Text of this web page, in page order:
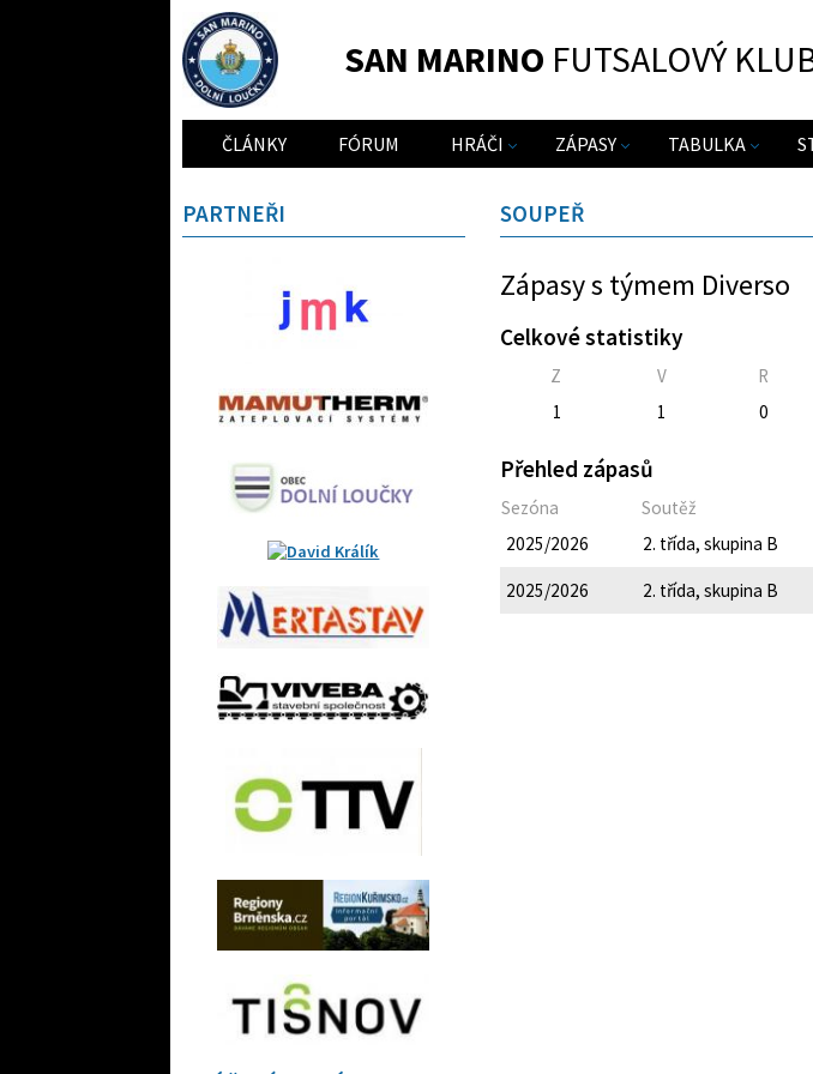
SAN MARINO FUTSALOVÝ
ČLÁNKY FÓRUM HRÁČI ZÁPASY TABULKA
SOUPEŘ
Zápasy s týmem Diverso
Celkové statistiky
Z V R
1
1 0
Přehled zápasů
Sezóna Soutěž
2025/2026
2. třída, skupina B
2025/2026 2. třída, skupina B
PARTNEŘI